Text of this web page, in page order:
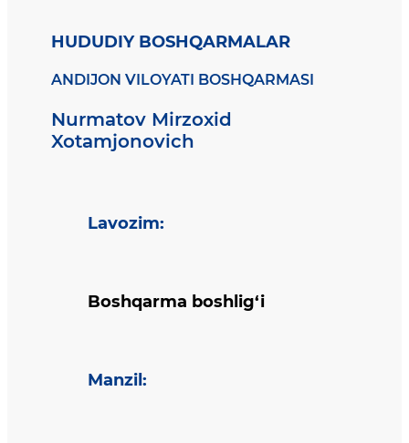
HUDUDIY BOSHQARMALAR
ANDIJON VILOYATI BOSHQARMASI
Nurmatov Mirzoxid
Xotamjonovich
Lavozim:
Boshqarma boshlig‘i
Manzil :